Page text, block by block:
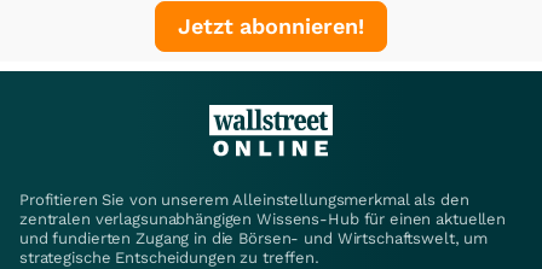
Jetzt abonnieren!
Profitieren Sie von unserem Alleinstellungsmerkmal als den
zentralen verlagsunabhängigen Wissens-Hub für einen aktuellen
und fundierten Zugang in die Börsen- und Wirtschaftswelt, um
strategische Entscheidungen zu treffen.